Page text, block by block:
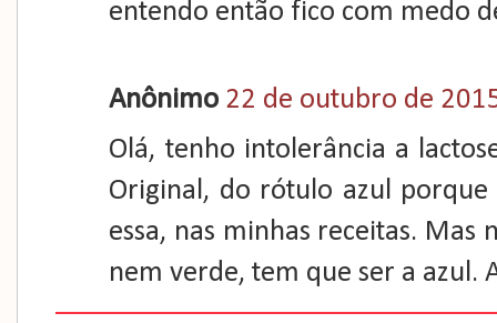
entendo então fico com medo
Anônimo 22 de outubro de
Olá, tenho intolerância a
Original, do rótulo azul
essa, nas minhas receitas.
nem verde, tem que ser a azul.